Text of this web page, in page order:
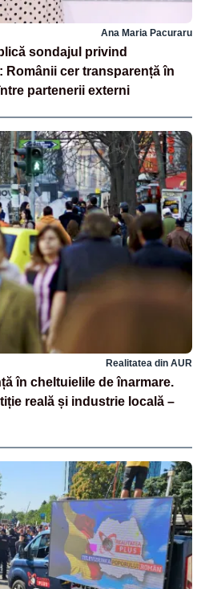
Ana Maria Pacuraru
sondajul privind
Românii cer transparență în
partenerii externi
Realitatea din AUR
în cheltuielile de înarmare.
reală și industrie locală –